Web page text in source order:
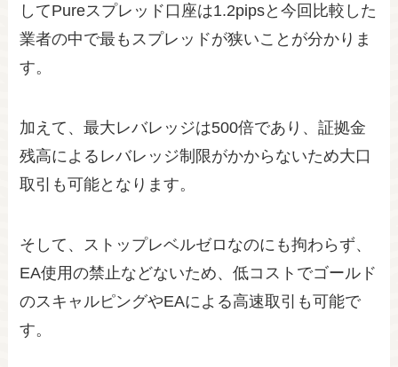
してPureスプレッド口座は1.2pipsと今回比較した
業者の中で最もスプレッドが狭いことが分かりま
す。
加えて、最大レバレッジは500倍であり、証拠金
残高によるレバレッジ制限がかからないため大口
取引も可能となります。
そして、ストップレベルゼロなのにも拘わらず、
EA使用の禁止などないため、低コストでゴールド
のスキャルピングやEAによる高速取引も可能で
す。